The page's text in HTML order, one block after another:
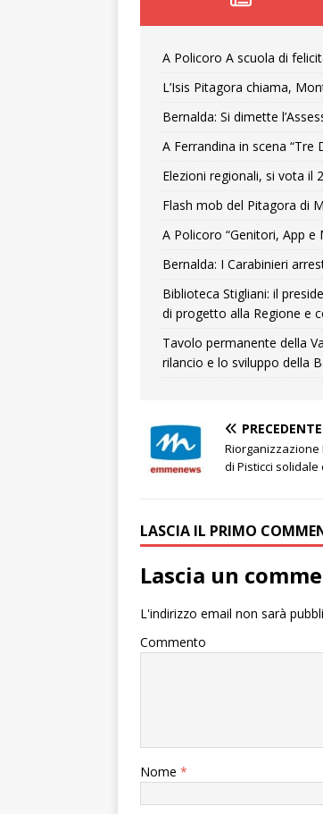
A Policoro A scuola di
L’Isis Pitagora chiama,
Bernalda: Si dimette
A Ferrandina in scena “Tre
Elezioni regionali, si vota il
Flash mob del Pitagora di
A Policoro “Genitori, App e
Bernalda: I Carabinieri
Biblioteca Stigliani: il
di progetto alla Regione e
Tavolo permanente della
rilancio e lo sviluppo della
PRECEDENTE
Riorganizzazione
di Pisticci solidale
LASCIA IL PRIMO
Lascia un
L'indirizzo email non sarà
Commento
Nome *